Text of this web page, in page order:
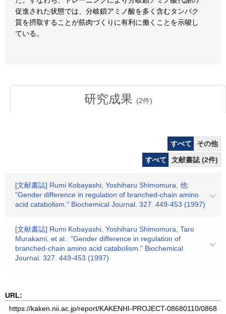
促進された状態では、分岐鎖アミノ酸を多く含むタンパク
質を摂取することが筋肉づくりに有利に働くことを示唆し
ている。
研究成果 (2件)
すべて
その他
すべて
文献書誌 (2件)
[文献書誌] Rumi Kobayashi, Yoshiharu Shimomura, 他:
"Gender difference in regulation of branched-chain amino
acid catabolism." Biochemical Journal. 327. 449-453 (1997)
[文献書誌] Rumi Kobayashi, Yoshiharu Shimomura, Taro
Murakami, et al.: "Gender difference in regulation of
branched-chain amino acid catabolism." Biochemical
Journal. 327. 449-453 (1997)
URL: